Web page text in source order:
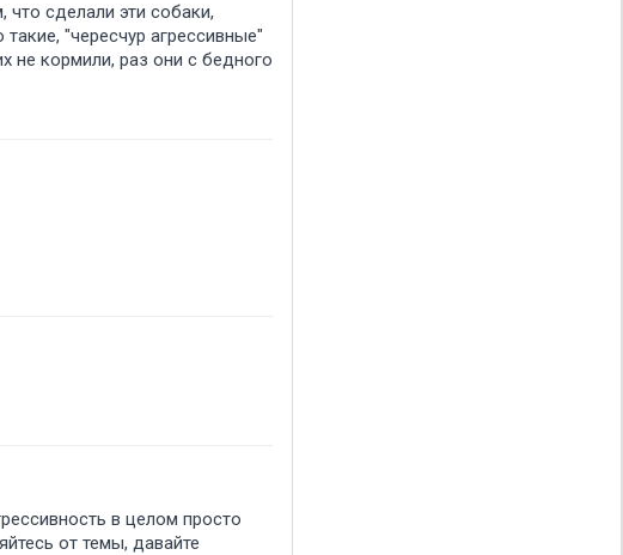
сделали эти собаки,
"чересчур агрессивные"
не кормили, раз они с бедного
в целом просто
от темы, давайте